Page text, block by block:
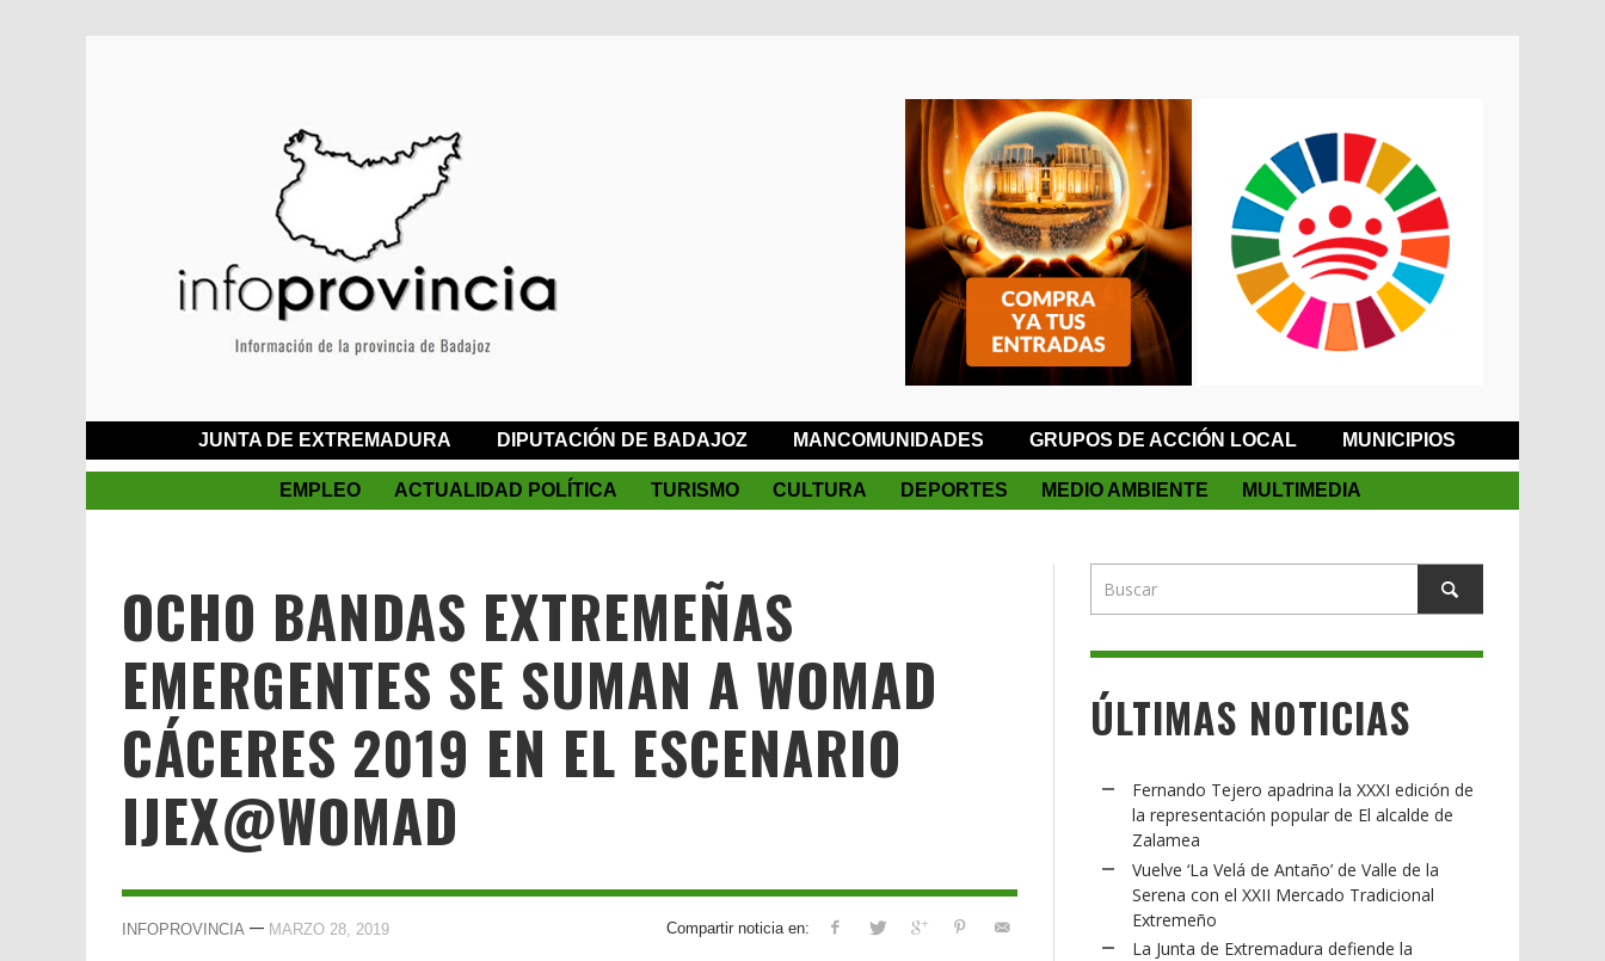
JUNTA DE EXTREMADURA DIPUTACIÓN DE BADAJOZ MANCOMUNIDADES GRUPOS DE ACCIÓN LOCAL MUNICIPIOS
EMPLEO ACTUALIDAD POLÍTICA TURISMO CULTURA DEPORTES MEDIO AMBIENTE MULTIMEDIA
OCHO BANDAS EXTREMEÑAS
EMERGENTES SE SUMAN A WOMAD
CÁCERES 2019 EN EL ESCENARIO
IJEX@WOMAD
Compartir noticia en:
INFOPROVINCIA — MARZO 28, 2019
ÚLTIMAS NOTICIAS
Fernando Tejero apadrina la XXXI edición de
la representación popular de El alcalde de
Zalamea
Vuelve ‘La Velá de Antaño’ de Valle de la
Serena con el XXII Mercado Tradicional
Extremeño
La Junta de Extremadura defiende la